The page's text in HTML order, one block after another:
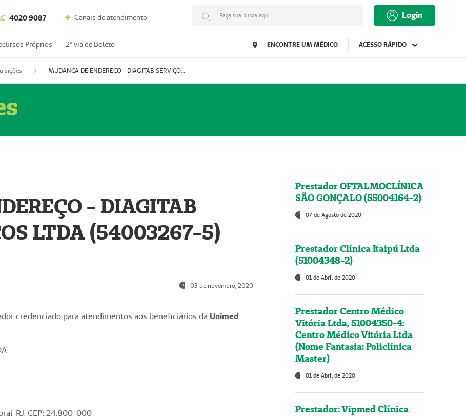
4020 9087 Canais de atendimento Faça sua busca aqui Login
Próprios 2º via de Boleto ENCONTRE UM MÉDICO ACESSO RÁPIDO
MUDANÇA DE ENDEREÇO - DIAGITAB SERVIÇOS MÉDICOS LTDA (54003267-5)
- DIAGITAB
LTDA (54003267-5)
03 de novembro, 2020
credenciado para atendimentos aos beneficiários da Unimed
RJ, CEP: 24.800-000
Prestador OFTALMOCLÍNICA
SÃO GONÇALO (55004164-2)
07 de Agosto de 2020
Prestador Clínica Itaipú Ltda
(51004348-2)
01 de Abril de 2020
Prestador Centro Médico
Vitória Ltda, 51004350-4:
Centro Médico Vitória Ltda
(Nome Fantasia: Policlínica
Master)
01 de Abril de 2020
Prestador: Vipmed Clínica